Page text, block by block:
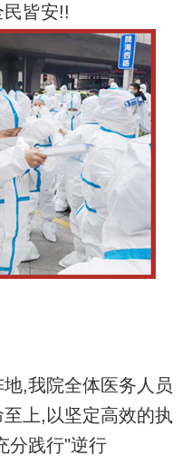
皆安!!
,我院全体医务人员
上,以坚定高效的执
分践行"逆行